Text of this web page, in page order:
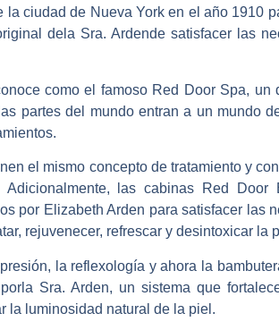
ciudad de Nueva York en el año 1910
dela Sra. Ardende satisfacer las
como el famoso Red Door Spa, un
partes del mundo entran a un mundo
el mismo concepto de tratamiento y
las cabinas
Red Door
por Elizabeth Arden para satisfacer las
rejuvenecer, refrescar y desintoxicar la
la reflexología y ahora la
Sra. Arden, un sistema que
la luminosidad natural de la piel.